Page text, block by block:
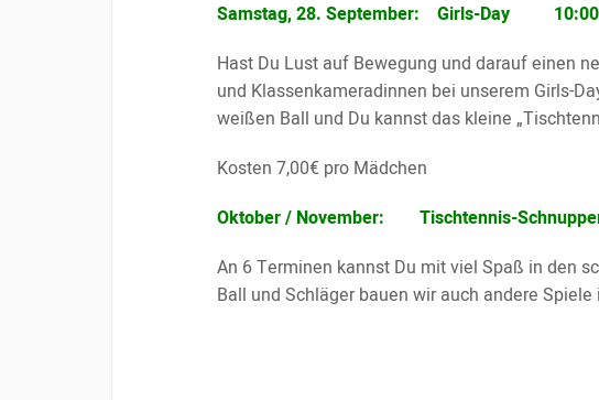
Samstag, 28. September: Girls-Day 10:00
Hast Du Lust auf Bewegung und darauf einen
und Klassenkameradinnen bei unserem Girls-
weißen Ball und Du kannst das kleine
Kosten 7,00€ pro Mädchen
Oktober / November: Tischtennis-
An 6 Terminen kannst Du mit viel Spaß in den
Ball und Schläger bauen wir auch andere